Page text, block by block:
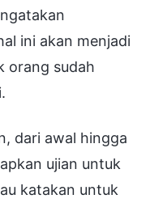
ini akan menjadi
orang sudah
dari awal hingga
ujian untuk
katakan untuk